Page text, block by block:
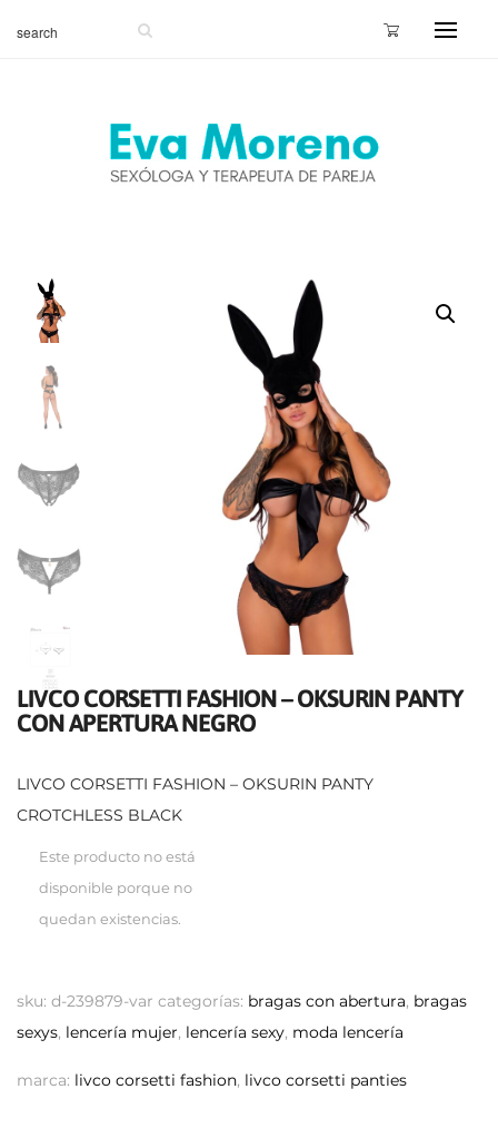
LIVCO CORSETTI FASHION – OKSURIN PANTY
CON APERTURA NEGRO
LIVCO CORSETTI FASHION – OKSURIN PANTY
CROTCHLESS BLACK
Este producto no está
disponible porque no
quedan existencias.
sku: d-239879-var categorías: bragas con abertura, bragas
sexys, lencería mujer, lencería sexy, moda lencería
marca: livco corsetti fashion, livco corsetti panties